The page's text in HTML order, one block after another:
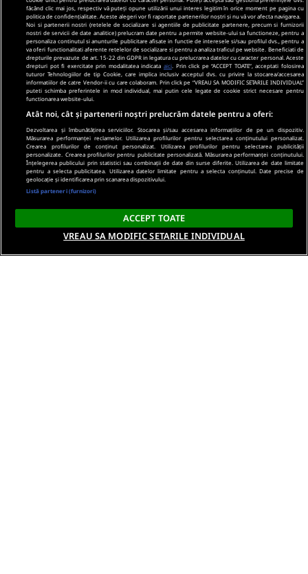
făcând clic mai jos, respectiv vă puteți opune utilizării unui interes legitim în orice moment pe pagina cu
politica de confidențialitate. Aceste alegeri vor fi raportate partenerilor noștri și nu vă vor afecta navigarea.
Noi si partenerii nostri (retelele de socializare si agentiile de publicitate partenere, precum si furnizorii
nostri de servicii de date analitice) prelucram date pentru a permite website-ului sa functioneze, pentru a
personaliza continutul si anunturile publicitare afisate in functie de interesele si/sau profilul dvs., pentru a
va oferi functionalitati aferente retelelor de socializare si pentru a analiza traficul pe website. Beneficiati de
drepturile prevazute de art. 15-22 din GDPR in legatura cu prelucrarea datelor cu caracter personal. Aceste
drepturi pot fi exercitate prin modalitatea indicata aici . Prin click pe “ACCEPT TOATE”, acceptati folosirea
tuturor Tehnologiilor de tip Cookie, care implica inclusiv acceptul dvs. cu privire la stocarea/accesarea
informatiilor de catre Vendor-ii cu care colaboram. Prin click pe “VREAU SA MODIFIC SETARILE INDIVIDUAL”
puteti schimba preferintele in mod individual, mai putin cele legate de cookie strict necesare pentru
functionarea website-ului.
Atât noi, cât și partenerii noștri prelucrăm datele pentru a oferi:
Dezvoltarea și îmbunătățirea serviciilor. Stocarea și/sau accesarea informațiilor de pe un dispozitiv.
Măsurarea performanței reclamelor. Utilizarea profilurilor pentru selectarea conținutului personalizat.
Crearea profilurilor de conținut personalizat. Utilizarea profilurilor pentru selectarea publicității
personalizate. Crearea profilurilor pentru publicitate personalizată. Măsurarea performanței conținutului.
Înțelegerea publicului prin statistici sau combinații de date din surse diferite. Utilizarea de date limitate
pentru a selecta publicitatea. Utilizarea datelor limitate pentru a selecta conținutul. Date precise de
geolocație și identificarea prin scanarea dispozitivului.
Listă parteneri (furnizori)
ACCEPT TOATE
VREAU SA MODIFIC SETARILE INDIVIDUAL